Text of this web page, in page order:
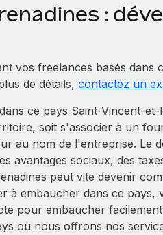
:
vos freelances basés dans
de détails, contactez un
ce pays Saint-Vincent-
soit s'associer à un
au nom de l'entreprise. Le
avantages sociaux, des
peut vite devenir
à embaucher dans ce pays,
pour embaucher
où nous offrons nos